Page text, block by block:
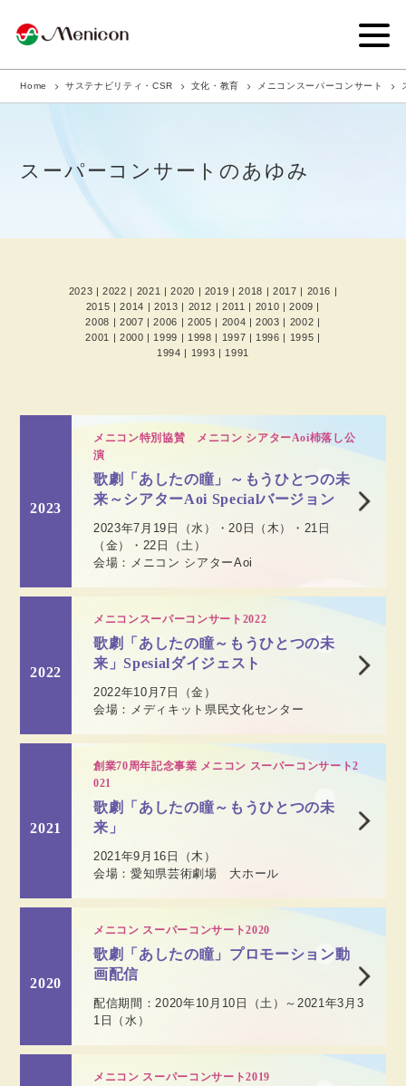
企業情報
商品サイト
医療従事者向け情報 GLOBAL
Home サステナビリティ・CSR 文化・教育 メニコンスーパーコンサート
スーパーコンサートのあゆみ
2023 |2022 | 2021 |2020 | 2019 |2018 | 2017 | 2016 |
2015 |2014 | 2013 | 2012 |2011 | 2010 |2009 |
2008 | 2007 | 2006 |2005 | 2004 |2003 | 2002 |
2001
| 2000 | 1999 | 1998 | 1997 | 1996 | 1995 |
1994 | 1993 | 1991
2023
メニコン特別協賛 メニコン シアターAoi杮落し公
演
歌劇「あしたの瞳」～もうひとつの未
来～シアターAoi Specialバージョン
2023年7月19日（水）・20日（木）・21日
（金）・22日（土）
会場：メニコン シアターAoi
2022
メニコンスーパーコンサート2022
歌劇「あしたの瞳～もうひとつの未
来」Spesialダイジェスト
2022年10月7日（金）
会場：メディキット県民文化センター
2021
創業70周年記念事業 メニコン スーパーコンサート2
021
歌劇「あしたの瞳～もうひとつの未
来」
2021年9月16日（木）
会場：愛知県芸術劇場 大ホール
2020
メニコン スーパーコンサート2020
歌劇「あしたの瞳」プロモーション動
画配信
配信期間：2020年10月10日（土）～2021年3月3
1日（水）
メニコン スーパーコンサート2019